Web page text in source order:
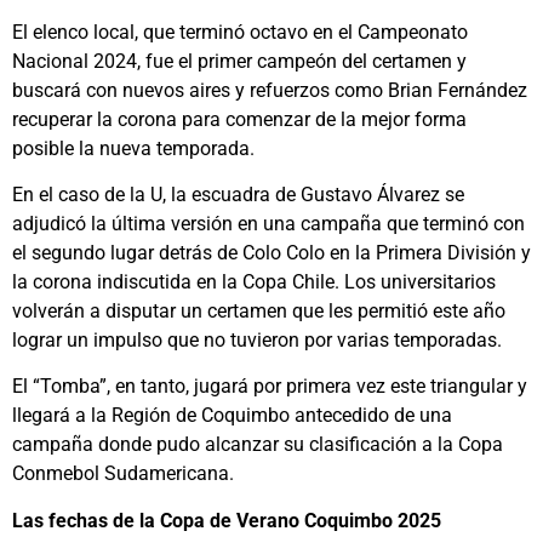
El elenco local, que terminó octavo en el Campeonato
Nacional 2024, fue el primer campeón del certamen y
buscará con nuevos aires y refuerzos como Brian Fernández
recuperar la corona para comenzar de la mejor forma
posible la nueva temporada.
En el caso de la U, la escuadra de Gustavo Álvarez se
adjudicó la última versión en una campaña que terminó con
el segundo lugar detrás de Colo Colo en la Primera División y
la corona indiscutida en la Copa Chile. Los universitarios
volverán a disputar un certamen que les permitió este año
lograr un impulso que no tuvieron por varias temporadas.
El “Tomba”, en tanto, jugará por primera vez este triangular y
llegará a la Región de Coquimbo antecedido de una
campaña donde pudo alcanzar su clasificación a la Copa
Conmebol Sudamericana.
Las fechas de la Copa de Verano Coquimbo 2025